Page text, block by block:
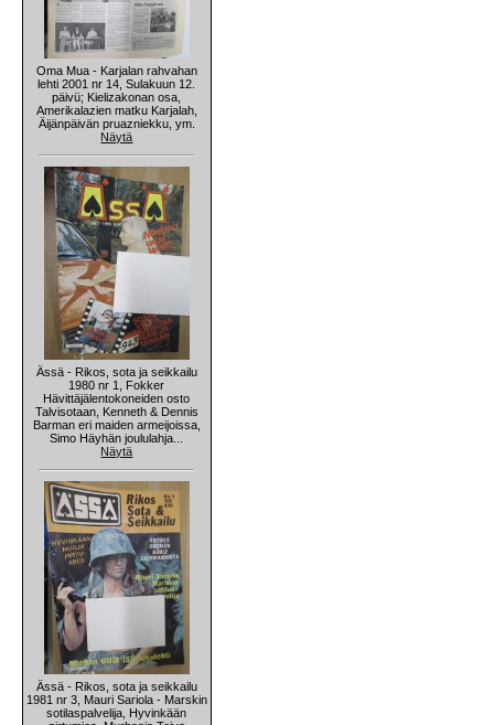
Oma Mua - Karjalan rahvahan
lehti 2001 nr 14, Sulakuun 12.
päivü; Kielizakonan osa,
Amerikalazien matku Karjalah,
Äijänpäivän pruazniekku, ym.
Näytä
Ässä - Rikos, sota ja seikkailu
1980 nr 1, Fokker
Hävittäjälentokoneiden osto
Talvisotaan, Kenneth & Dennis
Barman eri maiden armeijoissa,
Simo Häyhän joululahja...
Näytä
Ässä - Rikos, sota ja seikkailu
1981 nr 3, Mauri Sariola - Marskin
sotilaspalvelija, Hyvinkään